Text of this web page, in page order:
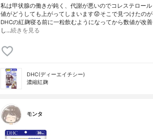
私は甲状腺の働きが鈍く、代謝が悪いのでコレステロール
値がどうしても上がってしまいます😟そこで見つけたのが
DHCの紅麹寝る前に一粒飲むようになってから数値が改善
し…続きを見る
DHC(ディーエイチシー)
濃縮紅麹
モンタ